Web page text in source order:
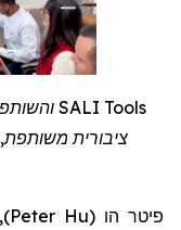
SALI Tools
ציבורית
פיטר הו (
Peter Hu
)